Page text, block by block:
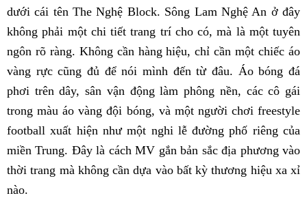
dưới cái tên The Nghệ Block. Sông Lam Nghệ An ở đây
không phải một chi tiết trang trí cho có, mà là một tuyên
ngôn rõ ràng. Không cần hàng hiệu, chỉ cần một chiếc áo
vàng rực cũng đủ để nói mình đến từ đâu. Áo bóng đá
phơi trên dây, sân vận động làm phông nền, các cô gái
trong màu áo vàng đội bóng, và một người chơi freestyle
football xuất hiện như một nghi lễ đường phố riêng của
miền Trung. Đây là cách MV gắn bản sắc địa phương vào
thời trang mà không cần dựa vào bất kỳ thương hiệu xa xỉ
nào.